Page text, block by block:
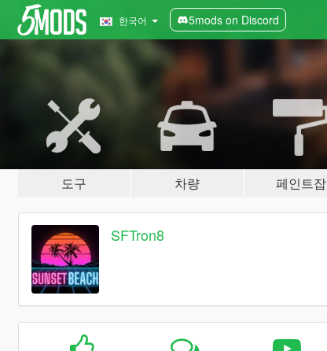
한국어 5mods on Discord
도구 차량 페인트잡
SFTron8